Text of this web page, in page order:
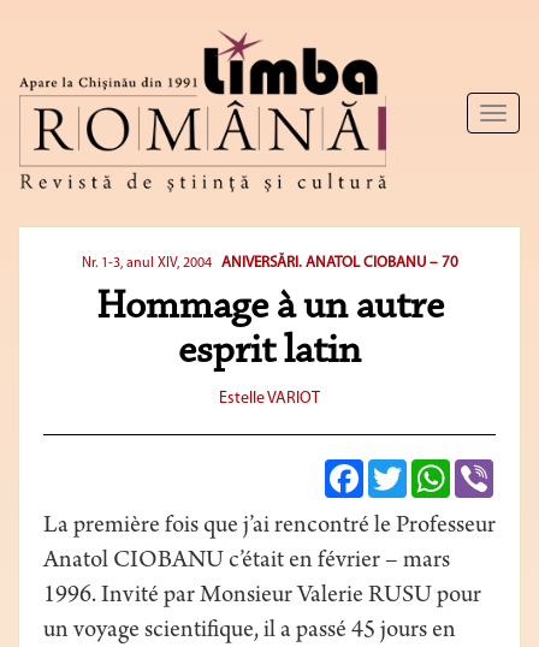
Toggle
Nr. 1-3, anul XIV, 2004 ANIVERSĂRI. ANATOL CIOBANU – 70
Hommage à un autre
esprit latin
Estelle VARIOT
FacebookTwitterWhatsApp
La première fois que j’ai rencontré le Professeur
Anatol CIOBANU c’était en février – mars
1996. Invité par Monsieur Valerie RUSU pour
un voyage scientifique, il a passé 45 jours en